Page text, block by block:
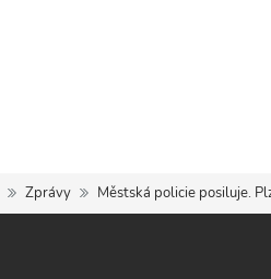
Zprávy Městská policie posiluje.